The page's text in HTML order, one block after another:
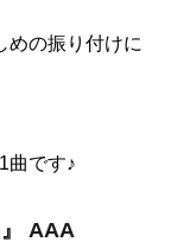
めの振り付けに
曲です♪
AAA